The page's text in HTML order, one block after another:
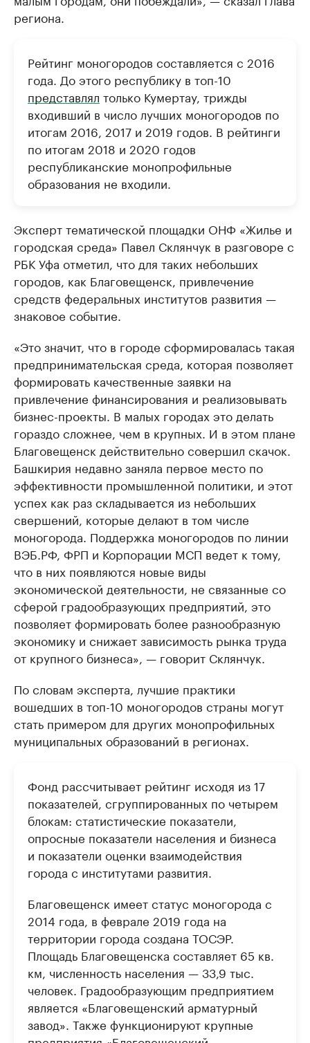
региона.
Рейтинг моногородов составляется с 2016
года. До этого республику в топ-10
представлял только Кумертау, трижды
входивший в число лучших моногородов по
итогам 2016, 2017 и 2019 годов. В рейтинги
по итогам 2018 и 2020 годов
республиканские монопрофильные
образования не входили.
Эксперт тематической площадки ОНФ «Жилье и
городская среда» Павел Склянчук в разговоре с
РБК Уфа отметил, что для таких небольших
городов, как Благовещенск, привлечение
средств федеральных институтов развития —
знаковое событие.
«Это значит, что в городе сформировалась такая
предпринимательская среда, которая позволяет
формировать качественные заявки на
привлечение финансирования и реализовывать
бизнес-проекты. В малых городах это делать
гораздо сложнее, чем в крупных. И в этом плане
Благовещенск действительно совершил скачок.
Башкирия недавно заняла первое место по
эффективности промышленной политики, и этот
успех как раз складывается из небольших
свершений, которые делают в том числе
моногорода. Поддержка моногородов по линии
ВЭБ.РФ, ФРП и Корпорации МСП ведет к тому,
что в них появляются новые виды
экономической деятельности, не связанные со
сферой градообразующих предприятий, это
позволяет формировать более разнообразную
экономику и снижает зависимость рынка труда
от крупного бизнеса», — говорит Склянчук.
По словам эксперта, лучшие практики
вошедших в топ-10 моногородов страны могут
стать примером для других монопрофильных
муниципальных образований в регионах.
Фонд рассчитывает рейтинг исходя из 17
показателей, сгруппированных по четырем
блокам: статистические показатели,
опросные показатели населения и бизнеса
и показатели оценки взаимодействия
города с институтами развития.
Благовещенск имеет статус моногорода с
2014 года, в феврале 2019 года на
территории города создана ТОСЭР.
Площадь Благовещенска составляет 65 кв.
км, численность населения — 33,9 тыс.
человек. Градообразующим предприятием
является «Благовещенский арматурный
завод». Также функционируют крупные